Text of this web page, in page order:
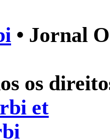
• Jornal
os